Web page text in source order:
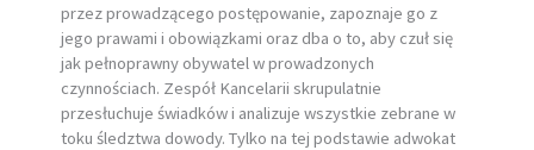
przez prowadzącego postępowanie, zapoznaje go z
jego prawami i obowiązkami oraz dba o to, aby czuł się
jak pełnoprawny obywatel w prowadzonych
czynnościach. Zespół Kancelarii skrupulatnie
przesłuchuje świadków i analizuje wszystkie zebrane w
toku śledztwa dowody. Tylko na tej podstawie adwokat